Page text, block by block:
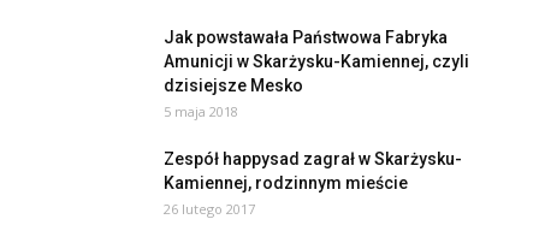
Jak powstawała Państwowa Fabryka
Amunicji w Skarżysku-Kamiennej, czyli
dzisiejsze Mesko
5 maja 2018
Zespół happysad zagrał w Skarżysku-
Kamiennej, rodzinnym mieście
26 lutego 2017